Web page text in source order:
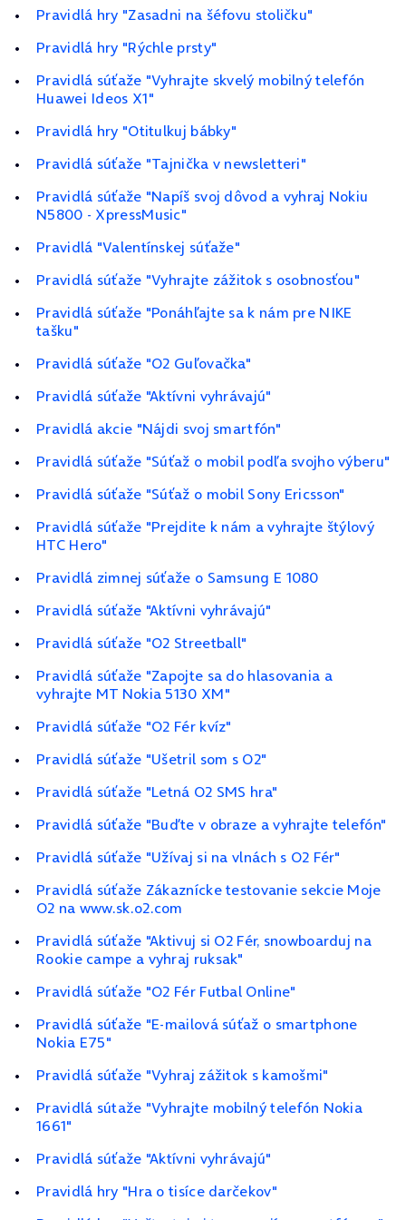
Pravidlá hry "Zasadni na šéfovu stoličku"
Pravidlá hry "Rýchle prsty"
Pravidlá súťaže "Vyhrajte skvelý mobilný telefón
Huawei Ideos X1"
Pravidlá hry "Otitulkuj bábky"
Pravidlá súťaže "Tajnička v newsletteri"
Pravidlá súťaže "Napíš svoj dôvod a vyhraj Nokiu
N5800 - XpressMusic"
Pravidlá "Valentínskej súťaže"
Pravidlá súťaže "Vyhrajte zážitok s osobnosťou"
Pravidlá súťaže "Ponáhľajte sa k nám pre NIKE
tašku"
Pravidlá súťaže "O2 Guľovačka"
Pravidlá súťaže "Aktívni vyhrávajú"
Pravidlá akcie "Nájdi svoj smartfón"
Pravidlá súťaže "Súťaž o mobil podľa svojho výberu"
Pravidlá súťaže "Súťaž o mobil Sony Ericsson"
Pravidlá súťaže "Prejdite k nám a vyhrajte štýlový
HTC Hero"
Pravidlá zimnej súťaže o Samsung E 1080
Pravidlá súťaže "Aktívni vyhrávajú"
Pravidlá súťaže "O2 Streetball"
Pravidlá súťaže "Zapojte sa do hlasovania a
vyhrajte MT Nokia 5130 XM"
Pravidlá súťaže "O2 Fér kvíz"
Pravidlá súťaže "Ušetril som s O2"
Pravidlá súťaže "Letná O2 SMS hra"
Pravidlá súťaže "Buďte v obraze a vyhrajte telefón"
Pravidlá súťaže "Užívaj si na vlnách s O2 Fér"
Pravidlá súťaže Zákaznícke testovanie sekcie Moje
O2 na www.sk.o2.com
Pravidlá súťaže "Aktivuj si O2 Fér, snowboarduj na
Rookie campe a vyhraj ruksak"
Pravidlá súťaže "O2 Fér Futbal Online"
Pravidlá súťaže "E-mailová súťaž o smartphone
Nokia E75"
Pravidlá súťaže "Vyhraj zážitok s kamošmi"
Pravidlá sútaže "Vyhrajte mobilný telefón Nokia
1661"
Pravidlá súťaže "Aktívni vyhrávajú"
Pravidlá hry "Hra o tisíce darčekov"